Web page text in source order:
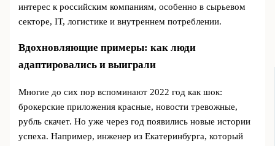
интерес к российским компаниям, особенно в сырьевом
секторе, IT, логистике и внутреннем потреблении.
Вдохновляющие примеры: как люди
адаптировались и выиграли
Многие до сих пор вспоминают 2022 год как шок:
брокерские приложения красные, новости тревожные,
рубль скачет. Но уже через год появились новые истории
успеха. Например, инженер из Екатеринбурга, который